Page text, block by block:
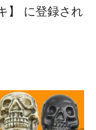
】 に登録され